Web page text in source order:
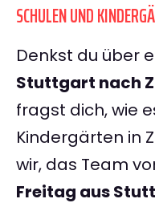
SCHULEN UND
Denkst du über
Stuttgart nach
fragst dich, wie
Kindergärten in
wir, das Team
Freitag aus